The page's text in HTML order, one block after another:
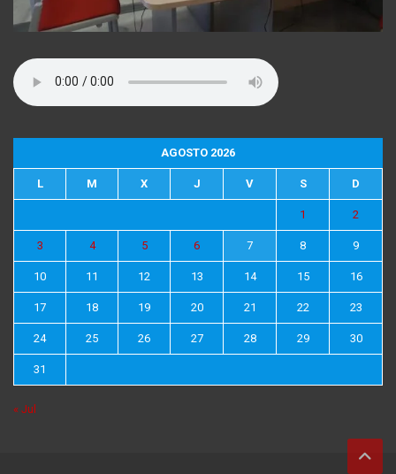
AGOSTO 2026
L M X J V S D
1 2
3 4 5 6 7 8 9
10 11 12 13 14 15 16
17 18 19 20 21 22 23
24 25 26 27 28 29 30
31
« Jul